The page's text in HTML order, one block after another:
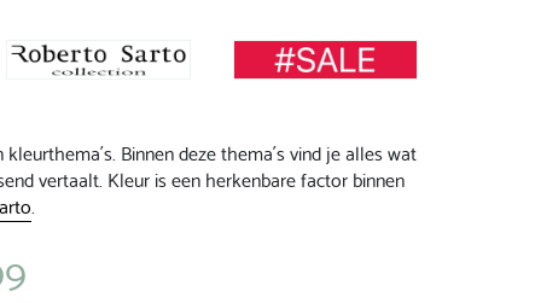
Binnen deze thema´s vind je alles wat
vertaalt. Kleur is een herkenbare factor binnen
.